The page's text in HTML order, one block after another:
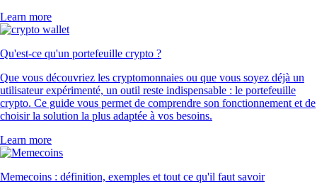
Learn more
Qu'est-ce qu'un portefeuille crypto ?
Que vous découvriez les cryptomonnaies ou que vous soyez déjà un
utilisateur expérimenté, un outil reste indispensable : le portefeuille
crypto. Ce guide vous permet de comprendre son fonctionnement et de
choisir la solution la plus adaptée à vos besoins.
Learn more
Memecoins : définition, exemples et tout ce qu'il faut savoir